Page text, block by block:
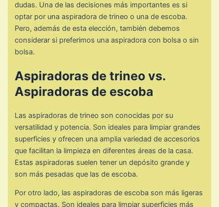
dudas. Una de las decisiones más importantes es si
optar por una aspiradora de trineo o una de escoba.
Pero, además de esta elección, también debemos
considerar si preferimos una aspiradora con bolsa o sin
bolsa.
Aspiradoras de trineo vs.
Aspiradoras de escoba
Las aspiradoras de trineo son conocidas por su
versatilidad y potencia. Son ideales para limpiar grandes
superficies y ofrecen una amplia variedad de accesorios
que facilitan la limpieza en diferentes áreas de la casa.
Estas aspiradoras suelen tener un depósito grande y
son más pesadas que las de escoba.
Por otro lado, las aspiradoras de escoba son más ligeras
y compactas. Son ideales para limpiar superficies más